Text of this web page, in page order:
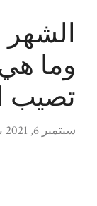
وما هي
تصيب
سبتمبر 6, 2021